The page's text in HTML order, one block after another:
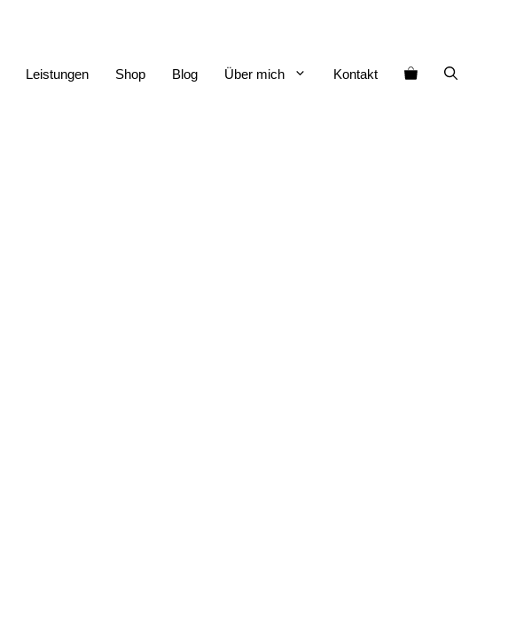
Leistungen Shop Blog Über mich Kontakt